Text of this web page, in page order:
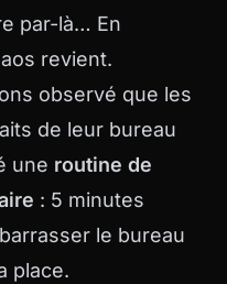
par-là… En
revient.
observé que les
de leur bureau
une routine de
: 5 minutes
le bureau
place.